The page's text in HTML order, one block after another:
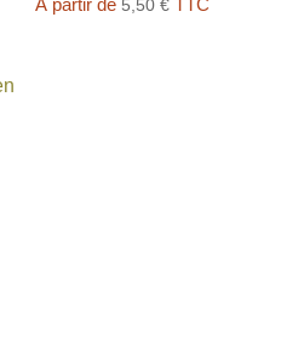
À partir de 5,50€ TTC